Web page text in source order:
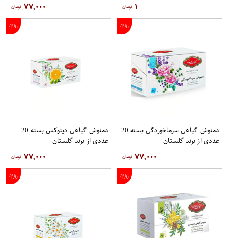
۱ ۷۷,۰۰۰
4%
دمنوش گیاهی سرماخوردگی بسته 20
عددی از برند گلستان
۷۷,۰۰۰
4%
دمنوش گیاهی دیتوکس بسته 20
عددی از برند گلستان
۷۷,۰۰۰
4%
4%